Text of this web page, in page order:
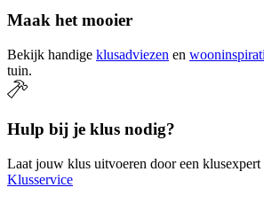
Maak het mooier
Bekijk handige klusadviezen en
tuin.
Hulp bij je klus nodig?
Laat jouw klus uitvoeren door een klusexpert
Klusservice